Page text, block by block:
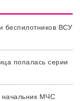
беспилотников ВСУ
попалась серии
начальник МЧС